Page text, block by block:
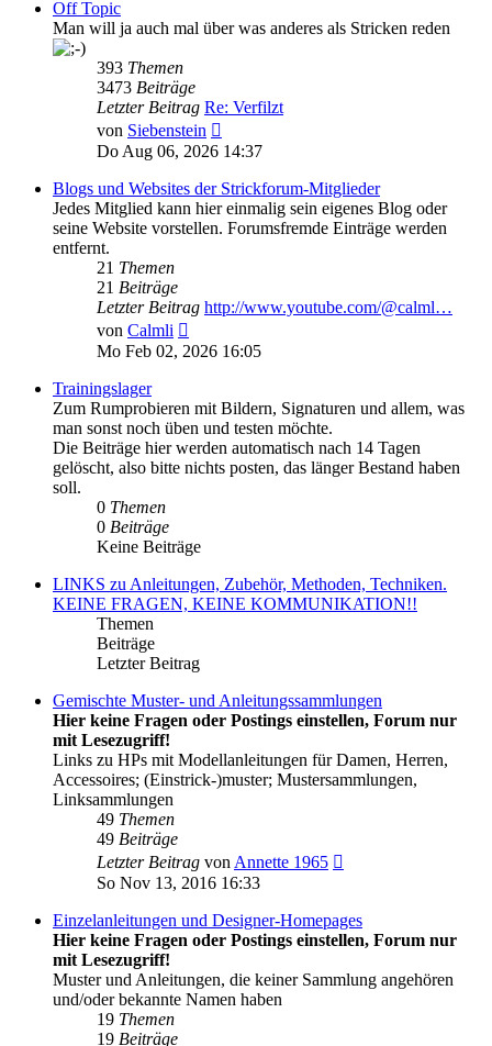
Off Topic
Man will ja auch mal über was anderes als Stricken reden
393 Themen
3473 Beiträge
Letzter Beitrag Re: Verfilzt
von Siebenstein
Beitrag
Do Aug 06, 2026 14:37
Blogs und Websites der Strickforum-Mitglieder
Jedes Mitglied kann hier einmalig sein eigenes Blog oder
seine Website vorstellen. Forumsfremde Einträge werden
entfernt.
21 Themen
21 Beiträge
Letzter Beitrag http://www.youtube.com/@calml…
von Calmli
Beitrag
Mo Feb 02, 2026 16:05
Trainingslager
Zum Rumprobieren mit Bildern, Signaturen und allem, was
man sonst noch üben und testen möchte.
Die Beiträge hier werden automatisch nach 14 Tagen
gelöscht, also bitte nichts posten, das länger Bestand haben
soll.
0 Themen
0 Beiträge
Keine Beiträge
LINKS zu Anleitungen, Zubehör, Methoden, Techniken.
KEINE FRAGEN, KEINE KOMMUNIKATION!!
Themen
Beiträge
Letzter Beitrag
Gemischte Muster- und Anleitungssammlungen
Hier keine Fragen oder Postings einstellen, Forum nur
mit Lesezugriff!
Links zu HPs mit Modellanleitungen für Damen, Herren,
Accessoires; (Einstrick-)muster; Mustersammlungen,
Linksammlungen
49 Themen
49 Beiträge
Letzter Beitrag vonAnnette 1965
So Nov 13, 2016 16:33
Einzelanleitungen und Designer-Homepages
Hier keine Fragen oder Postings einstellen, Forum nur
mit Lesezugriff!
Muster und Anleitungen, die keiner Sammlung angehören
und/oder bekannte Namen haben
19 Themen
19 Beiträge